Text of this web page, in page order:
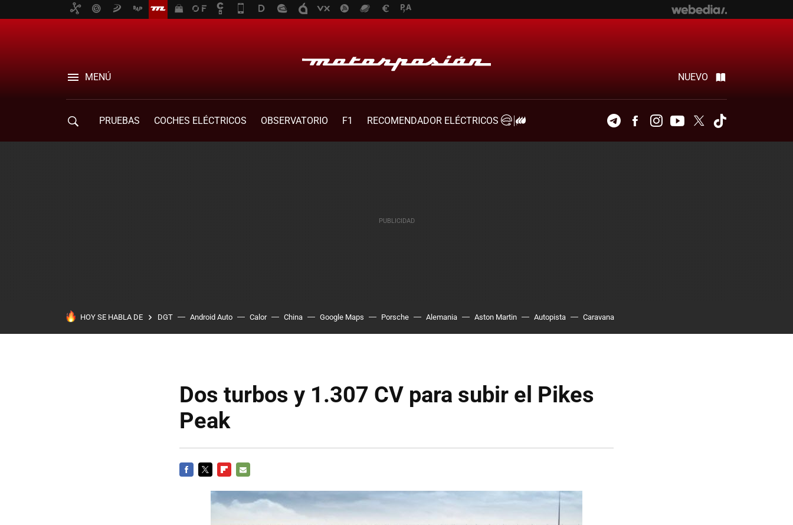
MENÚ NUEVO
PRUEBAS COCHES ELÉCTRICOS OBSERVATORIO F1
RECOMENDADOR ELÉCTRICOS
TelegramFacebookInstagramYoutubeTwitter
HOY SE HABLA DE DGT Android Auto Calor China Google Maps Porsche Alemania Aston Martin Autopista Caravana
Dos turbos y 1.307 CV para subir el Pikes
Peak
MAIL